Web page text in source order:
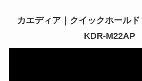
カエディア｜クイックホール
KDR-M22AP